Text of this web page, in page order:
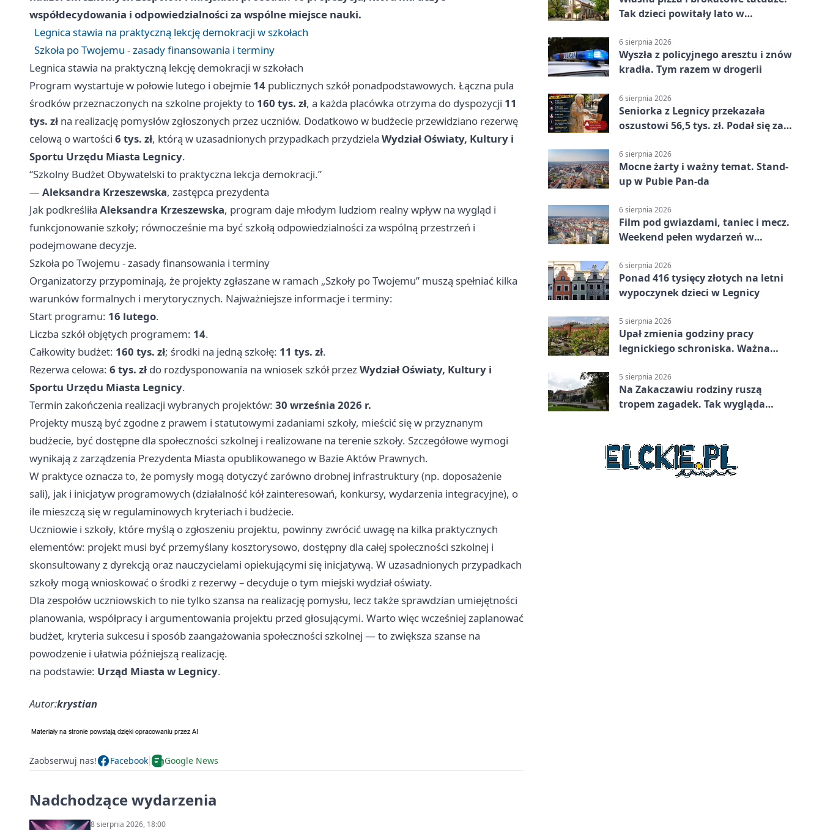
współdecydowania i odpowiedzialności za wspólne miejsce nauki.
Legnica stawia na praktyczną lekcję demokracji w szkołach
Szkoła po Twojemu - zasady finansowania i terminy
Legnica stawia na praktyczną lekcję demokracji w szkołach
Program wystartuje w połowie lutego i obejmie 14 publicznych szkół ponadpodstawowych. Łączna pula
środków przeznaczonych na szkolne projekty to 160 tys. zł, a każda placówka otrzyma do dyspozycji 11
tys. zł na realizację pomysłów zgłoszonych przez uczniów. Dodatkowo w budżecie przewidziano rezerwę
celową o wartości 6 tys. zł, którą w uzasadnionych przypadkach przydziela Wydział Oświaty, Kultury i
Sportu Urzędu Miasta Legnicy.
“Szkolny Budżet Obywatelski to praktyczna lekcja demokracji.”
— Aleksandra Krzeszewska, zastępca prezydenta
Jak podkreśliła Aleksandra Krzeszewska, program daje młodym ludziom realny wpływ na wygląd i
funkcjonowanie szkoły; równocześnie ma być szkołą odpowiedzialności za wspólną przestrzeń i
podejmowane decyzje.
Szkoła po Twojemu - zasady finansowania i terminy
Organizatorzy przypominają, że projekty zgłaszane w ramach „Szkoły po Twojemu” muszą spełniać kilka
warunków formalnych i merytorycznych. Najważniejsze informacje i terminy:
Start programu: 16 lutego.
Liczba szkół objętych programem: 14.
Całkowity budżet: 160 tys. zł; środki na jedną szkołę: 11 tys. zł.
Rezerwa celowa: 6 tys. zł do rozdysponowania na wniosek szkół przezWydział Oświaty, Kultury i
Sportu Urzędu Miasta Legnicy.
Termin zakończenia realizacji wybranych projektów: 30 września 2026 r.
Projekty muszą być zgodne z prawem i statutowymi zadaniami szkoły, mieścić się w przyznanym
budżecie, być dostępne dla społeczności szkolnej i realizowane na terenie szkoły. Szczegółowe wymogi
wynikają z zarządzenia Prezydenta Miasta opublikowanego w Bazie Aktów Prawnych.
W praktyce oznacza to, że pomysły mogą dotyczyć zarówno drobnej infrastruktury (np. doposażenie
sali), jak i inicjatyw programowych (działalność kół zainteresowań, konkursy, wydarzenia integracyjne), o
ile mieszczą się w regulaminowych kryteriach i budżecie.
Uczniowie i szkoły, które myślą o zgłoszeniu projektu, powinny zwrócić uwagę na kilka praktycznych
elementów: projekt musi być przemyślany kosztorysowo, dostępny dla całej społeczności szkolnej i
skonsultowany z dyrekcją oraz nauczycielami opiekującymi się inicjatywą. W uzasadnionych przypadkach
szkoły mogą wnioskować o środki z rezerwy – decyduje o tym miejski wydział oświaty.
Dla zespołów uczniowskich to nie tylko szansa na realizację pomysłu, lecz także sprawdzian umiejętności
planowania, współpracy i argumentowania projektu przed głosującymi. Warto więc wcześniej zaplanować
budżet, kryteria sukcesu i sposób zaangażowania społeczności szkolnej — to zwiększa szanse na
powodzenie i ułatwia późniejszą realizację.
na podstawie: Urząd Miasta w Legnicy.
Autor:krystian
Zaobserwuj nas! Facebook Google News
Nadchodzące wydarzenia
8 sierpnia 2026, 18:00
Tak dzieci powitały lato w
6 sierpnia 2026
Wyszła z policyjnego aresztu i znów
kradła. Tym razem w drogerii
6 sierpnia 2026
Seniorka z Legnicy przekazała
oszustowi 56,5 tys. zł. Podał się za
6 sierpnia 2026
Mocne żarty i ważny temat. Stand-
up w Pubie Pan-da
6 sierpnia 2026
Film pod gwiazdami, taniec i mecz.
Weekend pełen wydarzeń w
6 sierpnia 2026
Ponad 416 tysięcy złotych na letni
wypoczynek dzieci w Legnicy
5 sierpnia 2026
Upał zmienia godziny pracy
legnickiego schroniska. Ważna
5 sierpnia 2026
Na Zakaczawiu rodziny ruszą
tropem zagadek. Tak wygląda